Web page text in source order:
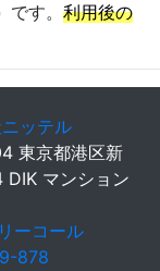
です。 利用後の
ッテル
東京都港区新
マンション
ーコール
878